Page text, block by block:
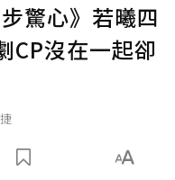
驚心》若曦四
CP沒在一起卻